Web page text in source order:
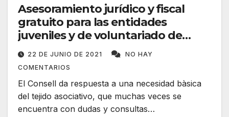
Asesoramiento jurídico y fiscal
gratuito para las entidades
juveniles y de voluntariado de
Mallorca
22 DE JUNIO DE 2021
NO HAY
COMENTARIOS
El Consell da respuesta a una necesidad bàsica
del tejido asociativo, que muchas veces se
encuentra con dudas y consultas…